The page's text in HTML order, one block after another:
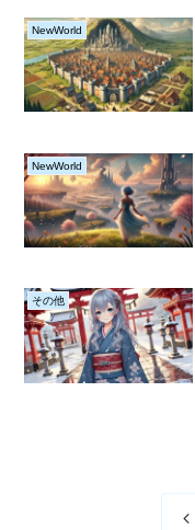
NewWorld
NewWorld
その他
前